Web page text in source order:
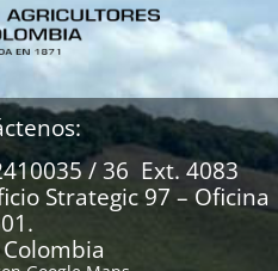
/ 36 Ext. 4083
Strategic 97 – Oficina